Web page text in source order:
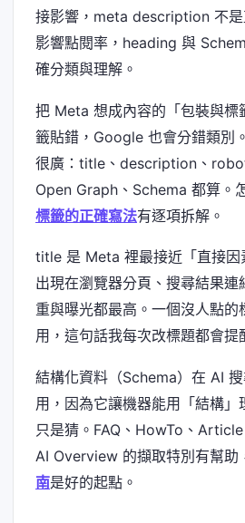
接影響，meta description 不
影響點閱率，heading 與
確分類與理解。
把 Meta 想成內容的「包裝與標
籤貼錯，Google 也會分錯類別
很廣：title、description、
Open Graph、Schema 都算。
標籤的正確寫法有逐項拆解。
title 是 Meta 裡最接近「直接因
出現在瀏覽器分頁、搜尋結果連
重與曝光都最高。一個沒人點的
用，這句話我每次改標題都會提
結構化資料（Schema）在 AI
用，因為它讓機器能用「結構」
只是猜。FAQ、HowTo、
AI Overview 的擷取特別有幫助
南是好的起點。